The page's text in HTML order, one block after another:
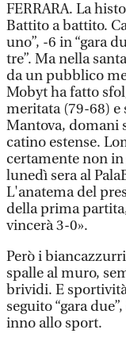
FERRARA. La
Battito a battito.
uno”, -6 in “gara
tre”. Ma nella
da un pubblico
Mobyt ha fatto
meritata (79-68) e
Mantova, domani
catino estense.
certamente non
lunedì sera al
L'anatema del
della prima
vincerà 3-0».
Però i
spalle al muro,
brividi. E
seguito “gara
inno allo sport.